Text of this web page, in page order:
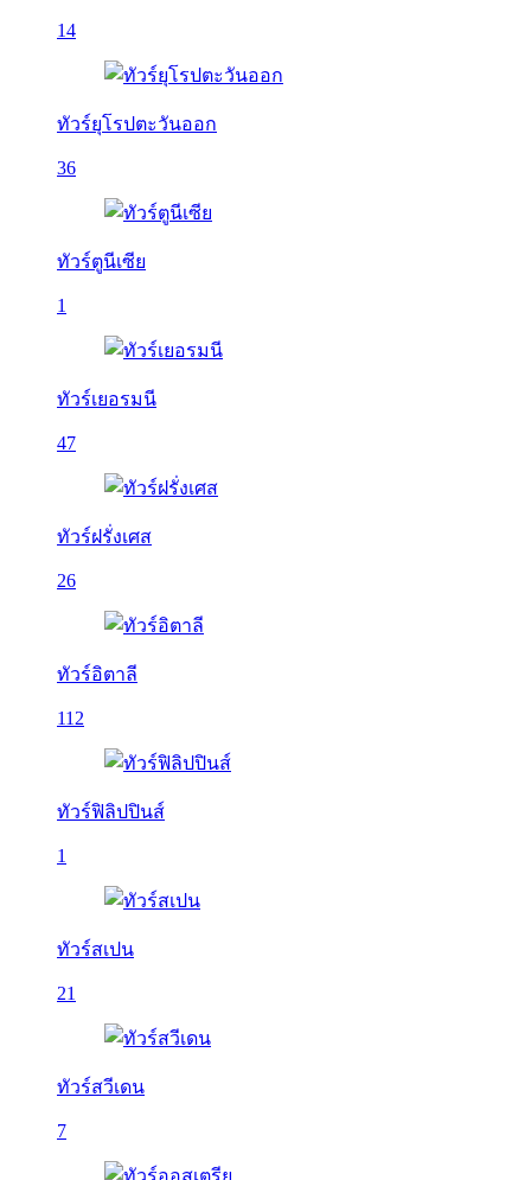
14
ทัวร์ยุโรปตะวันออก
36
ทัวร์ตูนีเซีย
1
ทัวร์เยอรมนี
47
ทัวร์ฝรั่งเศส
26
ทัวร์อิตาลี
112
ทัวร์ฟิลิปปินส์
1
ทัวร์สเปน
21
ทัวร์สวีเดน
7